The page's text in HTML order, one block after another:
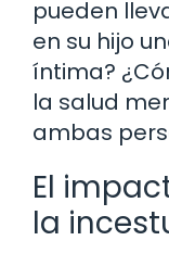
pueden
en su hijo
íntima?
la salud
ambas
El
la